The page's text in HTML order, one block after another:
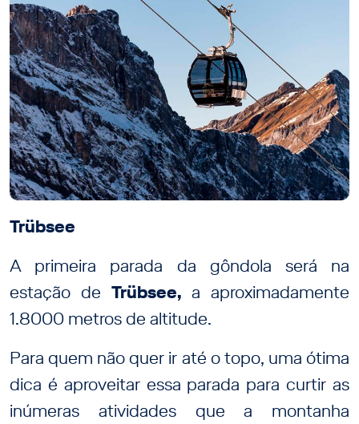
Trübsee
A primeira parada da gôndola será na
estação de Trübsee, a aproximadamente
1.8000 metros de altitude.
Para quem não quer ir até o topo, uma ótima
dica é aproveitar essa parada para curtir as
inúmeras atividades que a montanha